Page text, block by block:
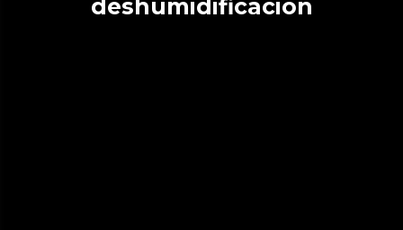
deshumidificación